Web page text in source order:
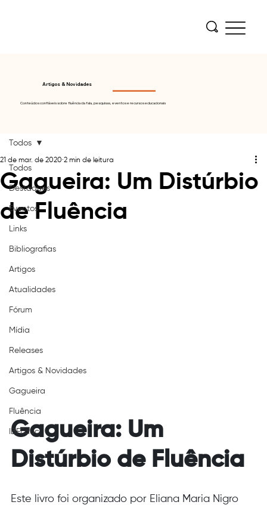
Artigos & Novidades
Conteúdos confiáveis sobre fluência da fala, pesquisas, eventos e recursos educacionais
Todos
Destaques
Eventos
Links
Bibliografias
Artigos
Atualidades
Fórum
Mídia
Releases
Artigos & Novidades
Gagueira
Fluência
IBFEduc
Todos
Gagueira: Um Distúrbio
de Fluência
21 de mar. de 2020 2 min de leitura
Gagueira: Um
Distúrbio de Fluência
Este livro foi organizado por Eliana Maria Nigro